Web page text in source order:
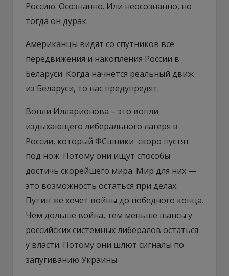
Россию. Осознанно. Или неосознанно, но
тогда он дурак.
Американцы видят со спутников все
передвижения и накопления России в
Беларуси. Когда начнётся реальный движ
из Беларуси, то нас предупредят.
Вопли Илларионова – это вопли
издыхающего либерального лагеря в
России, который ФСшники скоро пустят
под нож. Потому они ищут способы
достичь скорейшего мира. Мир для них —
это возможность остаться при делах.
Путин же хочет войны до победного конца.
Чем дольше война, тем меньше шансы у
российских системных либералов остаться
у власти. Потому они шлют сигналы по
запугиванию Украины.